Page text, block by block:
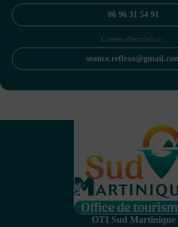
06 96 31 54 91
Correo electrónico :
OTI Sud Martinique